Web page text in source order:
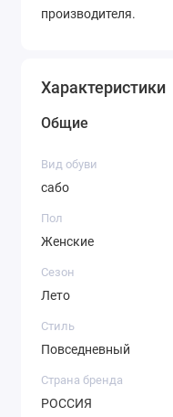
производителя.
Характеристики
Общие
Вид обуви
сабо
Пол
Женские
Сезон
Лето
Стиль
Повседневный
Страна бренда
РОССИЯ